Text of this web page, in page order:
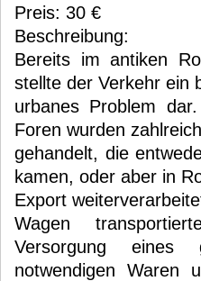
Preis: 30 €
Beschreibung:
Bereits im antiken
stellte der Verkehr ein
urbanes Problem
Foren wurden
gehandelt, die
kamen, oder aber in
Export
Wagen
Versorgung eines
notwendigen Waren